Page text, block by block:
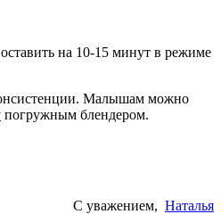
на 10-15 минут в режиме
Малышам можно
погружным блендером.
С уважением, Наталья